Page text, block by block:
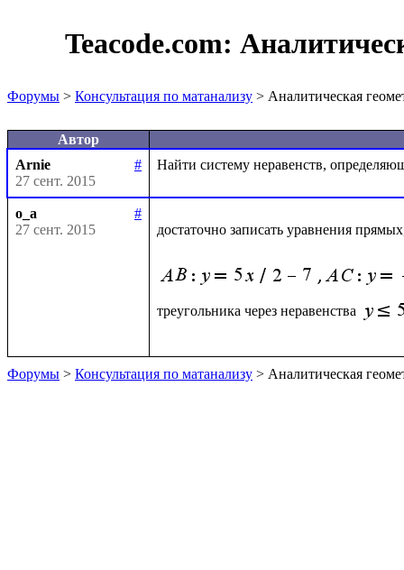
Teacode.com:
Форумы > Консультация по матанализу > Аналитическая
Автор
Arnie
#
27 сент. 2015
o_a
#
27 сент. 2015
достаточно записать уравнения
треугольника через неравенства
Форумы > Консультация по матанализу > Аналитическая